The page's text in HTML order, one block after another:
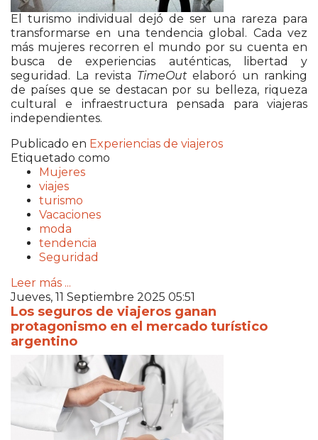
El turismo individual dejó de ser una rareza para
transformarse en una tendencia global. Cada vez
más mujeres recorren el mundo por su cuenta en
busca de experiencias auténticas, libertad y
seguridad. La revista TimeOutelaboró un ranking
de países que se destacan por su belleza, riqueza
cultural e infraestructura pensada para viajeras
independientes.
Publicado en Experiencias de viajeros
Etiquetado como
Mujeres
viajes
turismo
Vacaciones
moda
tendencia
Seguridad
Leer más ...
Jueves, 11 Septiembre 2025 05:51
Los seguros de viajeros ganan
protagonismo en el mercado turístico
argentino